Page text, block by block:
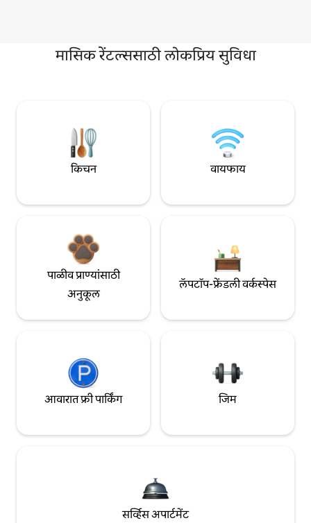
मासिक रेंटल्ससाठी लोकप्रिय सुविधा
किचन वायफाय
पाळीव प्राण्यांसाठी
अनुकूल
लॅपटॉप-फ्रेंडली वर्कस्पेस
आवारात फ्री पार्किंग जिम
सर्व्हिस अपार्टमेंट